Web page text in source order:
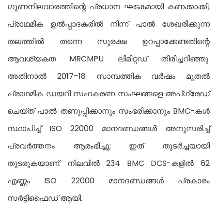
ഗുണനിലവാരത്തിന്റെ പ്രധാന ഘടകമായി കണക്കാക്കി,
പ്രാഥമിക ഉൽപ്പാദകരിൽ നിന്ന് പാൽ ശേഖരിക്കുന്ന
തലത്തിൽ തന്നെ സുരക്ഷ ഉറപ്പാക്കേണ്ടതിന്റെ
ആവശ്യകത MRCMPU ലിമിറ്റഡ് തിരിച്ചറിഞ്ഞു.
അതിനാൽ 2017–18 സാമ്പത്തിക വർഷം മുതൽ
പ്രാഥമിക ഡയറി സഹകരണ സംഘങ്ങളെ അപ്ഗ്രേഡ്
ചെയ്ത് പാൽ തണുപ്പിക്കാനും സംഭരിക്കാനും BMC-കൾ
സ്ഥാപിച്ച് ISO 22000 മാനദണ്ഡങ്ങൾ അനുസരിച്ച്
പ്രവർത്തനം ആരംഭിച്ചു; ഇത് തുടർച്ചയായി
തുടരുകയാണ്. നിലവിൽ 234 BMC DCS-കളിൽ 62
എണ്ണം ISO 22000 മാനദണ്ഡങ്ങൾ പ്രകാരം
സർട്ടിഫൈഡ് ആയി.